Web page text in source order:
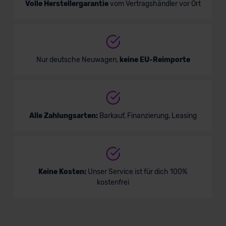
Volle Herstellergarantievom Vertragshändler vor Ort
Nur deutsche Neuwagen, keine EU-Reimporte
Alle Zahlungsarten: Barkauf, Finanzierung, Leasing
Keine Kosten: Unser Service ist für dich 100%
kostenfrei